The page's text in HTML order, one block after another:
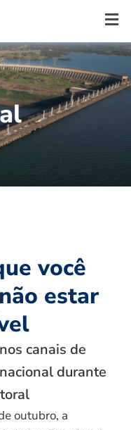
al
você
estar
canais de
durante
outubro, a